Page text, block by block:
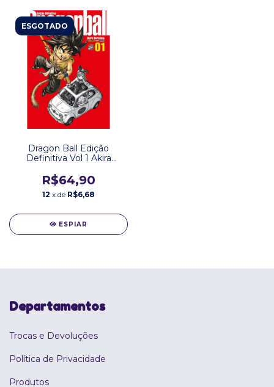
ESGOTADO
Dragon Ball Edição
Definitiva Vol 1 Akira
R$64,90
12 x de R$6,68
ESPIAR
Departamentos
Trocas e Devoluções
Política de Privacidade
Produtos